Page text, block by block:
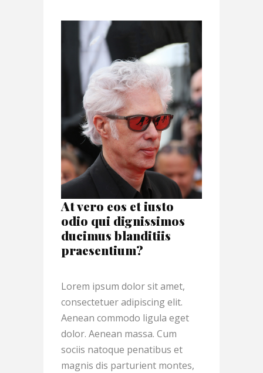
At vero eos et iusto
odio qui dignissimos
ducimus blanditiis
praesentium?
Lorem ipsum dolor sit amet,
consectetuer adipiscing elit.
Aenean commodo ligula eget
dolor. Aenean massa. Cum
sociis natoque penatibus et
magnis dis parturient montes,